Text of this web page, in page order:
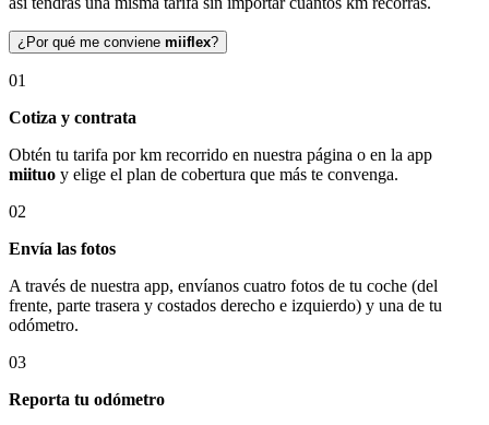
¿Por qué me conviene miiflex?
01
Cotiza y contrata
Obtén tu tarifa por km recorrido en nuestra página o en la app
miituo y elige el plan de cobertura que más te convenga.
02
Envía las fotos
A través de nuestra app, envíanos cuatro fotos de tu coche (del
frente, parte trasera y costados derecho e izquierdo) y una de tu
odómetro.
03
Reporta tu odómetro